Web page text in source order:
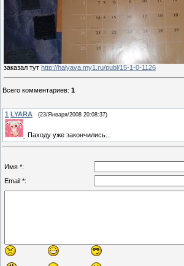
заказал тут http://halyava.my1.ru/publ/15-1-0-1126
Всего комментариев: 1
1 LYARA (23/Января/2008 20:08:37)
Паходу уже закончились...
Имя *:
Email *: